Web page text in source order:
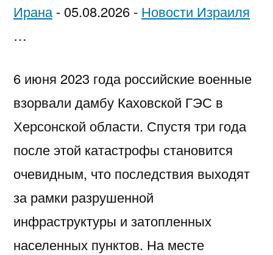
Ирана - 05.08.2026 - Новости Израиля
…
6 июня 2023 года российские военные
взорвали дамбу Каховской ГЭС в
Херсонской области. Спустя три года
после этой катастрофы становится
очевидным, что последствия выходят
за рамки разрушенной
инфраструктуры и затопленных
населенных пунктов. На месте